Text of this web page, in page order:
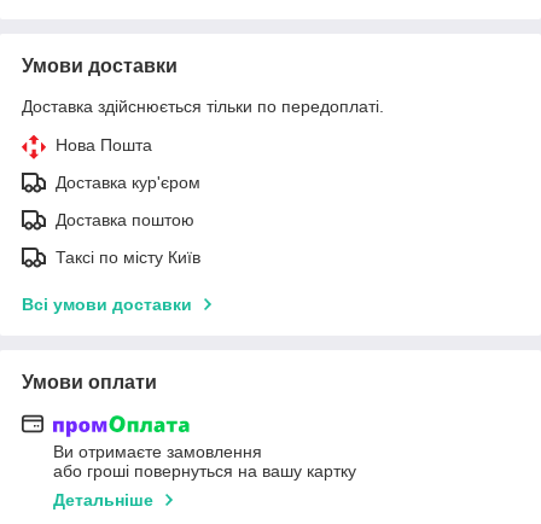
Умови доставки
Доставка здійснюється тільки по передоплаті.
Нова Пошта
Доставка кур'єром
Доставка поштою
Таксі по місту Київ
Всі умови доставки
Умови оплати
Ви отримаєте замовлення
або гроші повернуться на вашу картку
Детальніше